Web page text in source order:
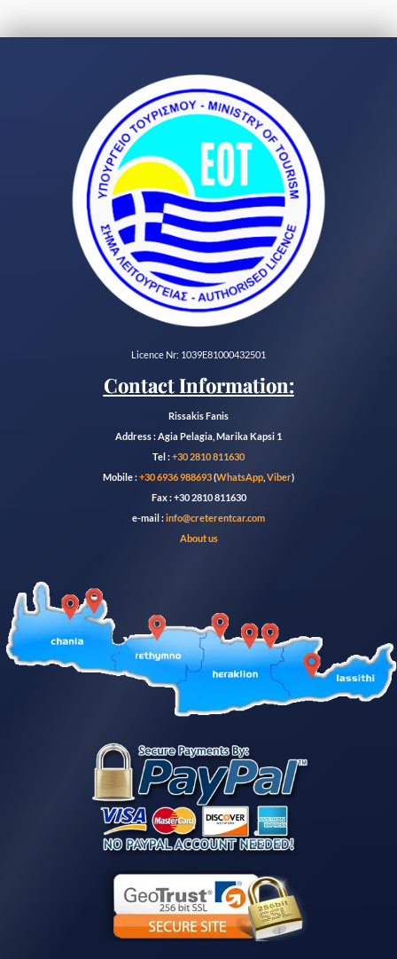
Licence Nr: 1039E81000432501
Contact Information:
Rissakis Fanis
Address : Agia Pelagia, Marika Kapsi 1
Tel :+30 2810 811630
Mobile :+30 6936 988693(WhatsApp Viber)
Fax : +30 2810 811630
e-mail :info@creterentcar.com
About us